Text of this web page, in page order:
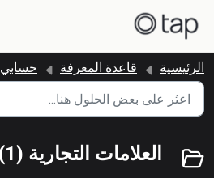
الرئيسية قاعدة المعرفة حسابي
العلامات التجارية (1)